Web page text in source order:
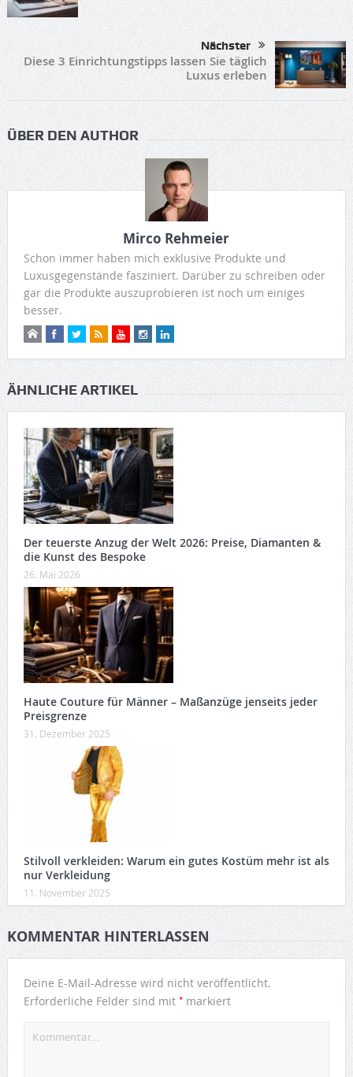
Nächster
Diese 3 Einrichtungstipps lassen Sie täglich
Luxus erleben
ÜBER DEN AUTHOR
Mirco Rehmeier
Schon immer haben mich exklusive Produkte und
Luxusgegenstände fasziniert. Darüber zu schreiben oder
gar die Produkte auszuprobieren ist noch um einiges
besser.
ÄHNLICHE ARTIKEL
Der teuerste Anzug der Welt 2026: Preise, Diamanten &
die Kunst des Bespoke
26. Mai 2026
Haute Couture für Männer – Maßanzüge jenseits jeder
Preisgrenze
31. Dezember 2025
Stilvoll verkleiden: Warum ein gutes Kostüm mehr ist als
nur Verkleidung
11. November 2025
KOMMENTAR HINTERLASSEN
Deine E-Mail-Adresse wird nicht veröffentlicht.
Erforderliche Felder sind mit *markiert